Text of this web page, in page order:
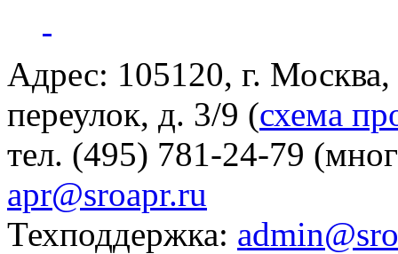
Адрес: 105120, г.
переулок, д. 3/9 (схема
тел. (495) 781-24-79
apr@sroapr.ru
Техподдержка: